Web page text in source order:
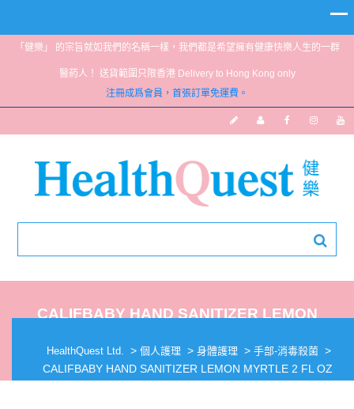
「健樂」 的宗旨就如我們的名稱一樣，我們都是希望擁有健康快樂人生的一群
醫葯人！ 送貨範圍只限香港 Delivery to Hong Kong only
注冊成爲會員，首張訂單免運費。
CALIFBABY HAND SANITIZER LEMON
HealthQuest Ltd. > 個人護理 > 身體護理 > 手部-消毒殺菌 >
CALIFBABY HAND SANITIZER LEMON MYRTLE 2 FL OZ